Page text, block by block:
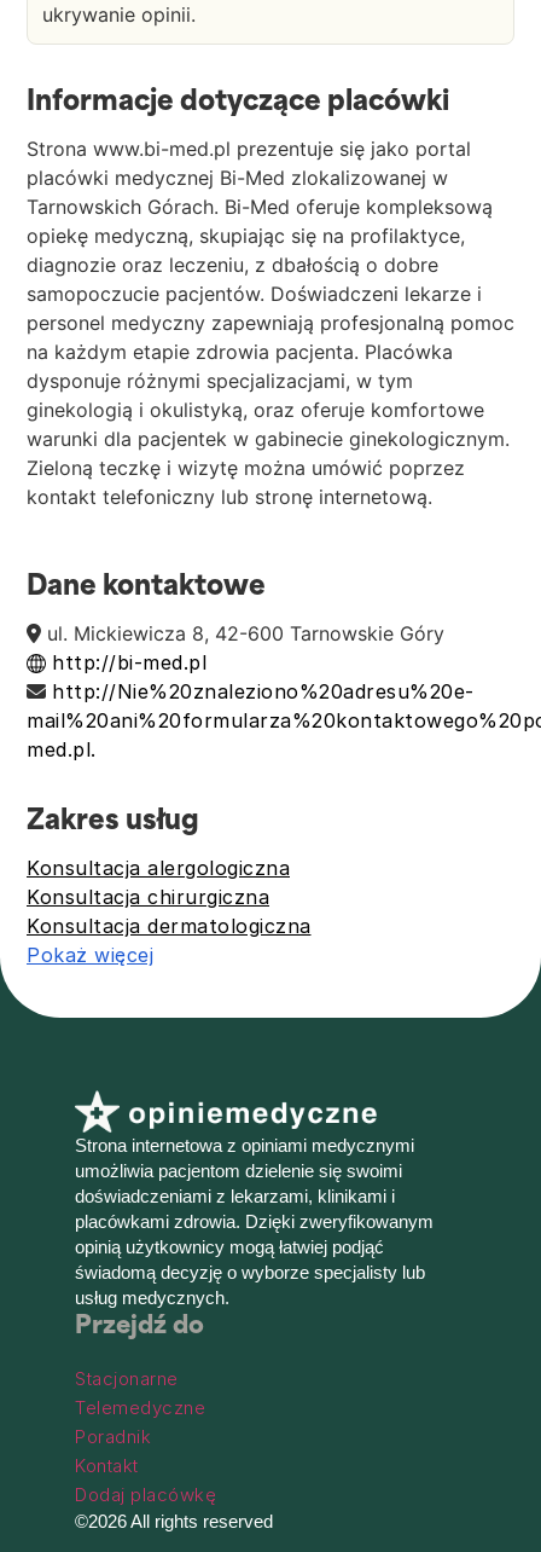
ukrywanie opinii.
Informacje dotyczące placówki
Strona www.bi-med.pl prezentuje się jako portal
placówki medycznej Bi-Med zlokalizowanej w
Tarnowskich Górach. Bi-Med oferuje kompleksową
opiekę medyczną, skupiając się na profilaktyce,
diagnozie oraz leczeniu, z dbałością o dobre
samopoczucie pacjentów. Doświadczeni lekarze i
personel medyczny zapewniają profesjonalną pomoc
na każdym etapie zdrowia pacjenta. Placówka
dysponuje różnymi specjalizacjami, w tym
ginekologią i okulistyką, oraz oferuje komfortowe
warunki dla pacjentek w gabinecie ginekologicznym.
Zieloną teczkę i wizytę można umówić poprzez
kontakt telefoniczny lub stronę internetową.
Dane kontaktowe
ul. Mickiewicza 8, 42-600 Tarnowskie Góry
http://bi-med.pl
http://Nie%20znaleziono%20adresu%20e-
med.pl.
Zakres usług
Konsultacja alergologiczna
Konsultacja chirurgiczna
Konsultacja dermatologiczna
Pokaż więcej
Strona internetowa z opiniami medycznymi
umożliwia pacjentom dzielenie się swoimi
doświadczeniami z lekarzami, klinikami i
placówkami zdrowia. Dzięki zweryfikowanym
opinią użytkownicy mogą łatwiej podjąć
świadomą decyzję o wyborze specjalisty lub
usług medycznych.
Przejdź do
Stacjonarne
Telemedyczne
Poradnik
Kontakt
Dodaj placówkę
©2026 All rights reserved